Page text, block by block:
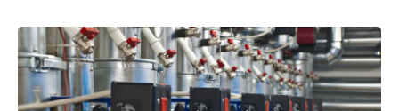
Prodotti
Area Download
L’Azienda